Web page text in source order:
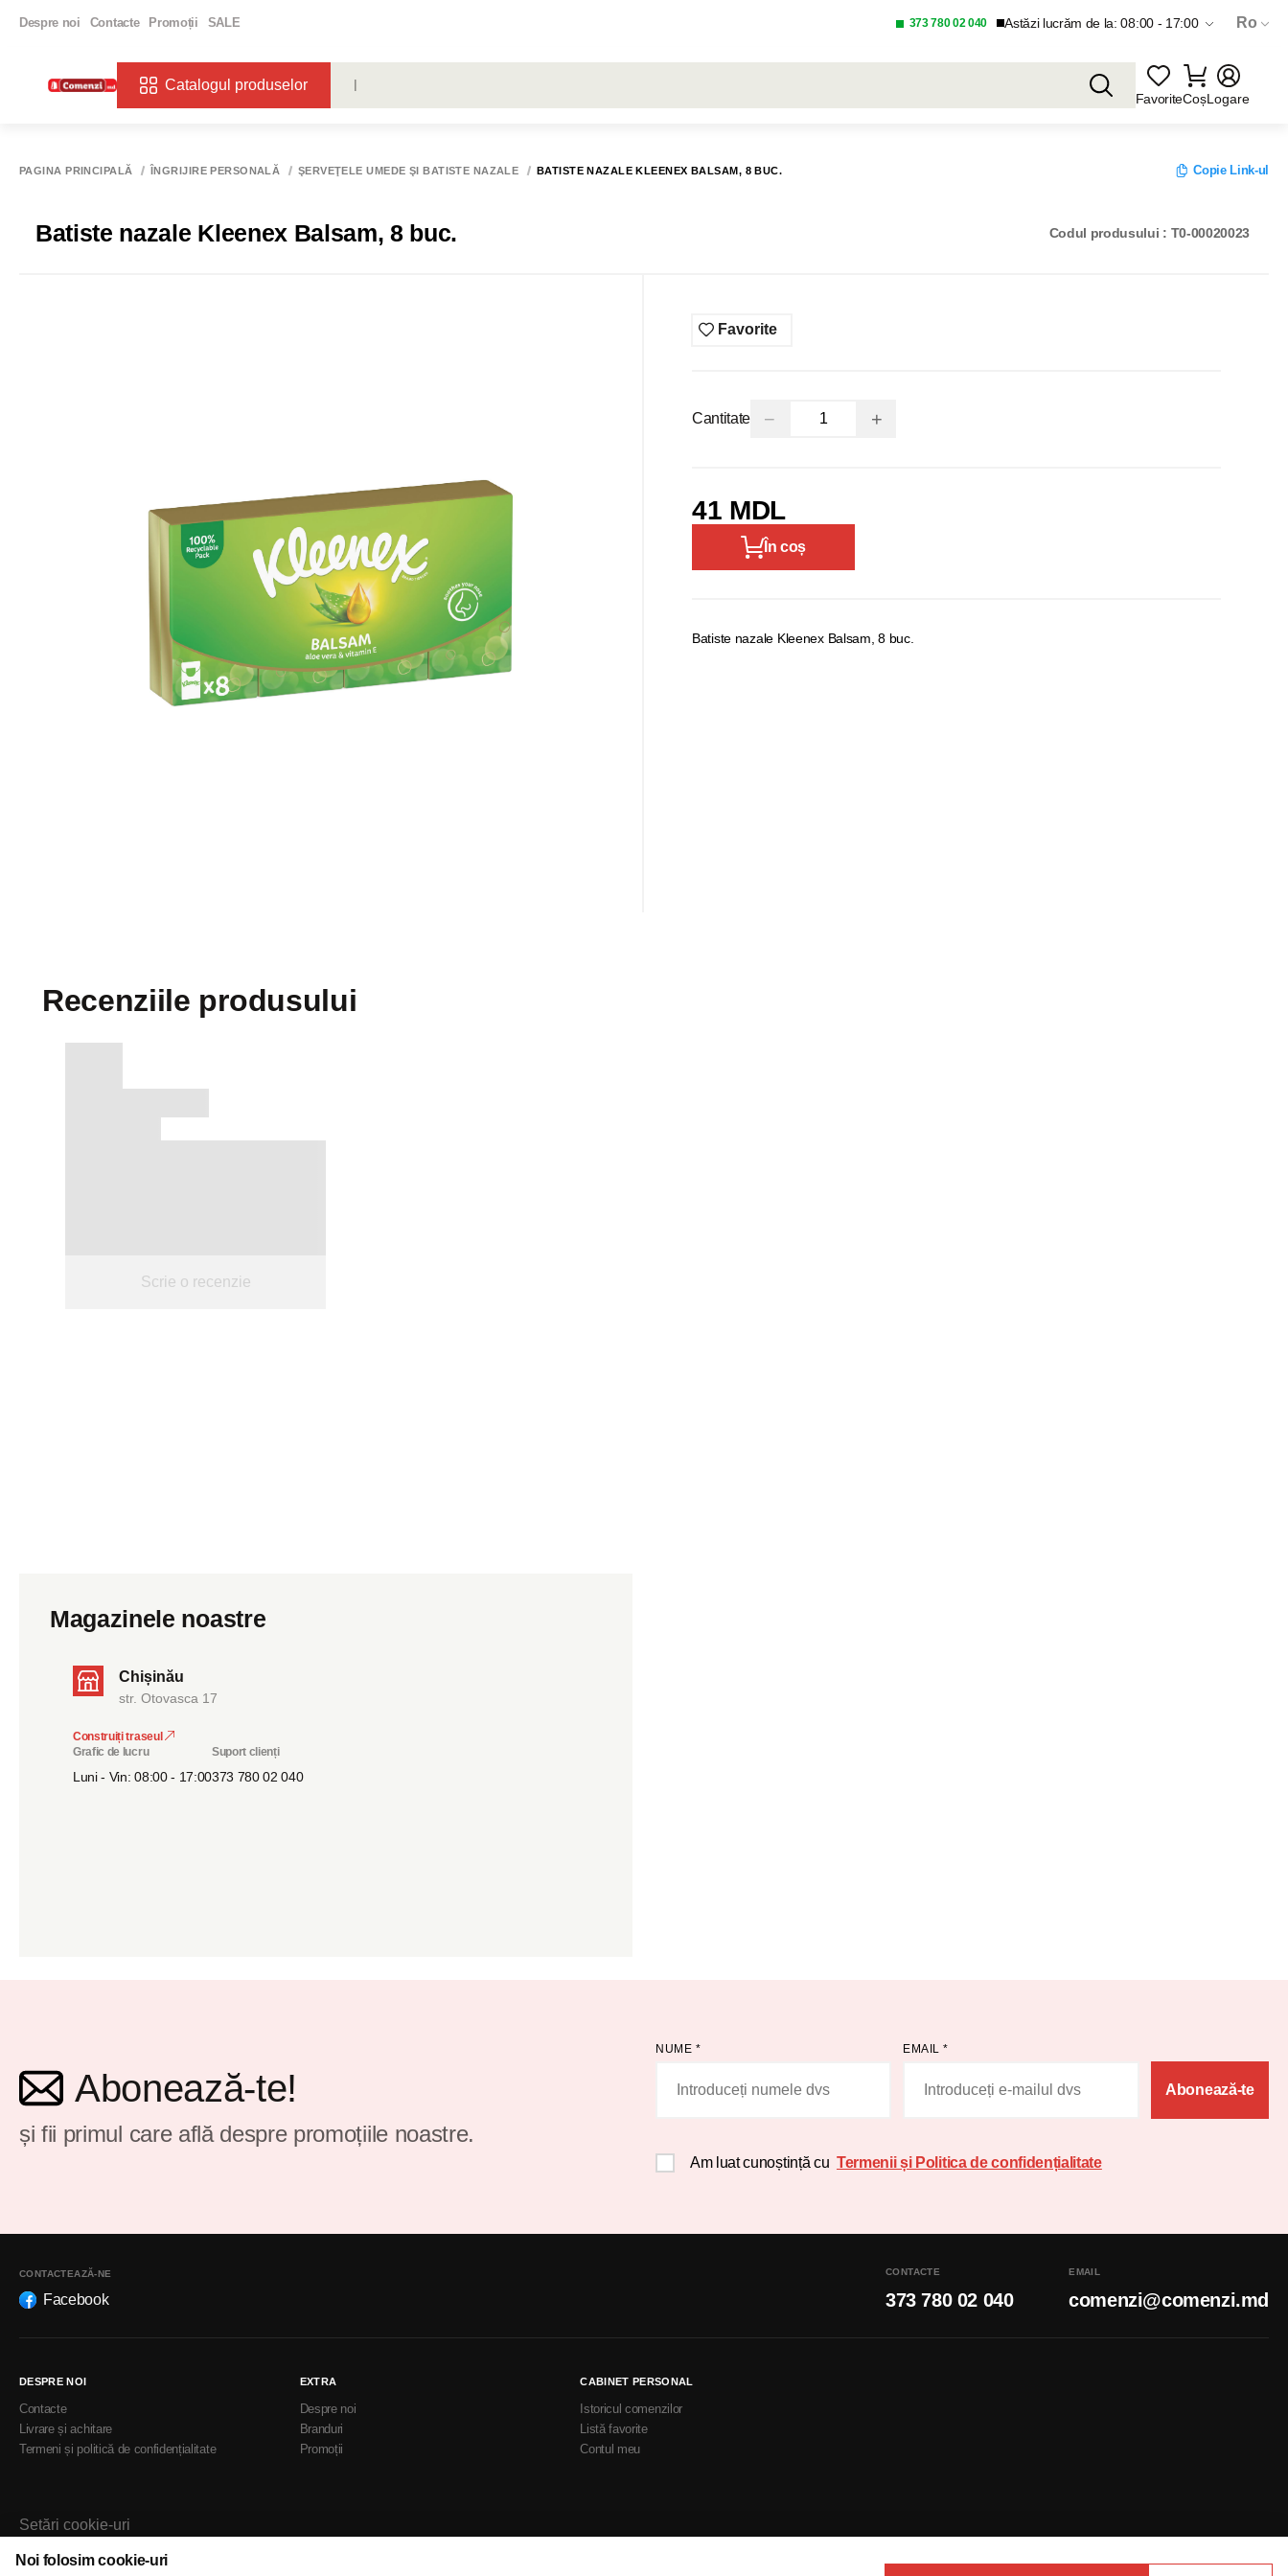
Despre noi Contacte Promoții SALE 373 780 02 040 Astăzi lucrăm de la: 08:00 - 17:00 Ro
Catalogul produselor
FavoriteCoșLogare
PAGINA PRINCIPALĂ ÎNGRIJIRE PERSONALĂ ŞERVEŢELE UMEDE ŞI BATISTE NAZALE BATISTE NAZALE KLEENEX BALSAM, 8 BUC. Copie Link-ul
Batiste nazale Kleenex Balsam, 8 buc. Codul produsului : T0-00020023
Favorite
Cantitate − +
41 MDL
În coș
Batiste nazale Kleenex Balsam, 8 buc.
Recenziile produsului
Scrie o recenzie
Magazinele noastre
Chișinău
str. Otovasca 17
Construiți traseul
Grafic de lucru
Luni - Vin: 08:00 - 17:00
Suport clienți
373 780 02 040
Abonează-te!
și fii primul care află despre promoțiile noastre.
NUME * EMAIL*
Abonează-te
Am luat cunoștință cu Termenii și Politica de confidențialitate
CONTACTEAZĂ-NE
Facebook
CONTACTE
373 780 02 040
EMAIL
comenzi@comenzi.md
DESPRE NOI
Contacte
Livrare și achitare
Termeni și politică de confidențialitate
EXTRA
Despre noi
Branduri
Promoții
CABINET PERSONAL
Istoricul comenzilor
Listă favorite
Contul meu
Setări cookie-uri
Noi folosim cookie-uri